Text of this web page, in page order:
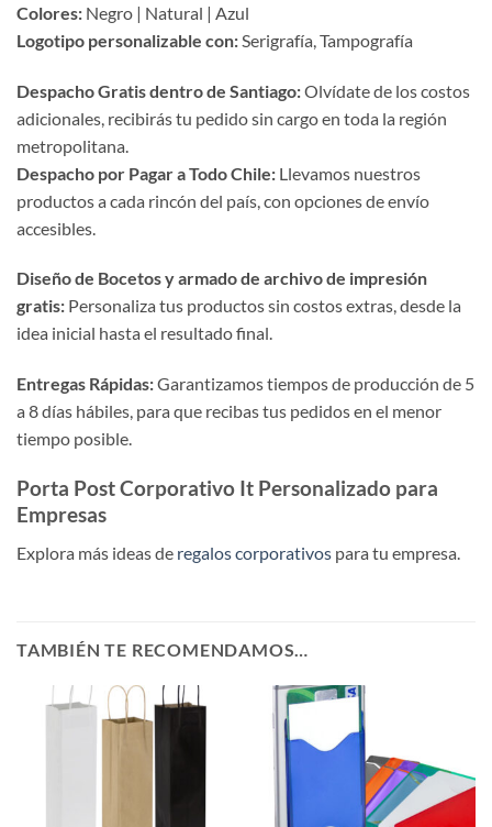
Colores: Negro | Natural | Azul
Logotipo personalizable con: Serigrafía, Tampografía
Despacho Gratis dentro de Santiago:Olvídate de los costos
adicionales, recibirás tu pedido sin cargo en toda la región
metropolitana.
Despacho por Pagar a Todo Chile: Llevamos nuestros
productos a cada rincón del país, con opciones de envío
accesibles.
Diseño de Bocetos y armado de archivo de impresión
gratis: Personaliza tus productos sin costos extras, desde la
idea inicial hasta el resultado final.
Entregas Rápidas:Garantizamos tiempos de producción de 5
a 8 días hábiles, para que recibas tus pedidos en el menor
tiempo posible.
Porta Post Corporativo It Personalizado para
Empresas
Explora más ideas de regalos corporativos para tu empresa.
TAMBIÉN TE RECOMENDAMOS…